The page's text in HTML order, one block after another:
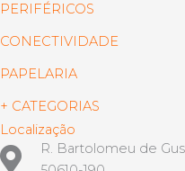
PERIFÉRICOS
CONECTIVIDADE
PAPELARIA
+ CATEGORIAS
Localização
R. Bartolomeu de